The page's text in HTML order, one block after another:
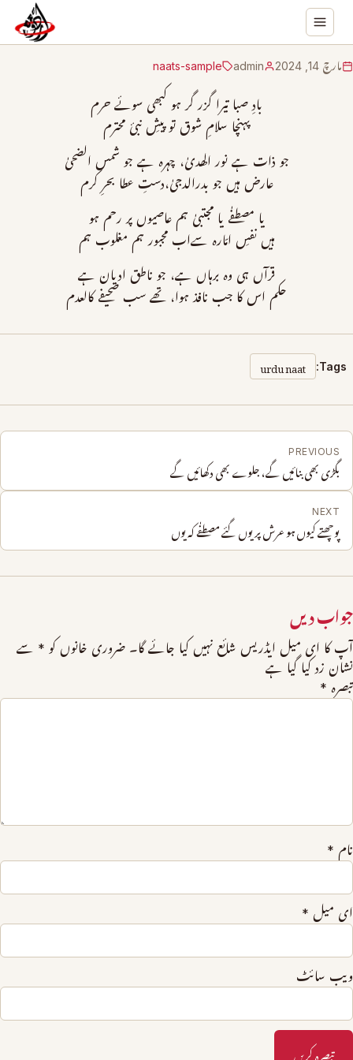
مارچ 14, 2024 admin
naats-sample
بادِ صبا تیرا گزر گر ہو کبھی سوئے حرم
پہنچا سلامِ شوق تو پیشِ نبیٔ محترم
جو ذات ہے نور الھدیٰ، چہرہ ہے جو شمس الضحیٰ
عارض ہیں جو بدرالدجیٰ،دستِ عطا بحرِ کرم
یا مصطفٰے یا مجتبیٰ ہم عاصیوں پر رحم ہو
ہیں نفسِ امّارہ سےاب مجبور ہم مغلوب ہم
قرآں ہی وہ برہاں ہے، جو ناطق ادیان ہے
حکم اس کا جب نافذ ہوا، تھے سب صحیفے کالعدم
Tags:
urdu naat
PREVIOUS
بگڑی بھی بنائیں گے، جلوے بھی دکھائیں گے
NEXT
پوچھتے کیوں ہو عرش پر یوں گئے مصطفٰے کہ یوں
جواب دیں
آپ کا ای میل ایڈریس شائع نہیں کیا جائے گا۔ ضروری خانوں کو * سے
نشان زد کیا گیا ہے
تبصرہ *
نام *
ای میل *
ویب‌ سائٹ